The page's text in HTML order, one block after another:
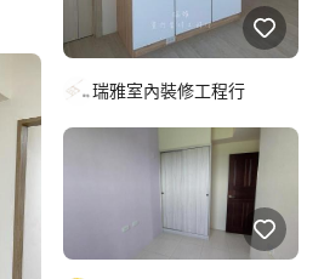
瑞雅室內裝修工程行